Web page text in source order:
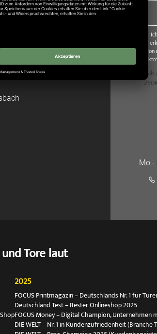
und
Mo -
Tore laut
2025
FOCUS Printmagazin – Deutschlands Nr. 1 für
Deutschland Test – Bester Onlineshop 2025
FOCUS Money – Digital Champion, Unternehmen
DIE WELT – Nr. 1 in Kundenzufriedenheit (Branche